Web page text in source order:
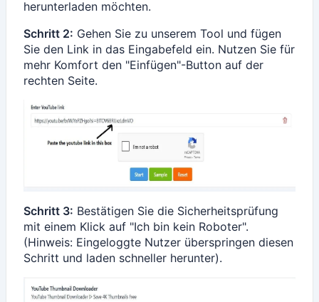
herunterladen möchten.
Schritt 2: Gehen Sie zu unserem Tool und fügen
Sie den Link in das Eingabefeld ein. Nutzen Sie für
mehr Komfort den "Einfügen"-Button auf der
rechten Seite.
Schritt 3: Bestätigen Sie die Sicherheitsprüfung
mit einem Klick auf "Ich bin kein Roboter".
(Hinweis: Eingeloggte Nutzer überspringen diesen
Schritt und laden schneller herunter).